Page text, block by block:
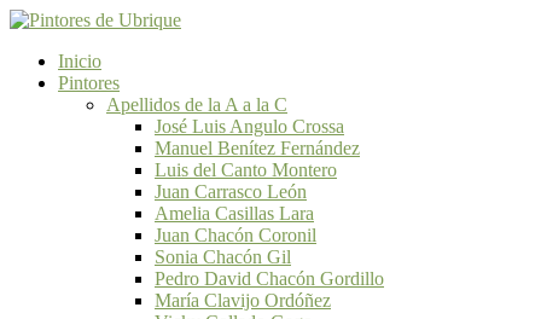
Inicio
Pintores
Apellidos de la A a la C
José Luis Angulo Crossa
Manuel Benítez Fernández
Luis del Canto Montero
Juan Carrasco León
Amelia Casillas Lara
Juan Chacón Coronil
Sonia Chacón Gil
Pedro David Chacón Gordillo
María Clavijo Ordóñez